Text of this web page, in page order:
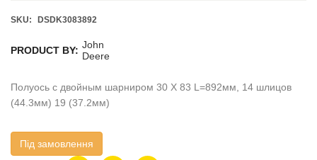
SKU: DSDK3083892
PRODUCT BY: John
Deere
Полуось с двойным шарниром 30 X 83 L=892мм, 14 шлицов
(44.3мм) 19 (37.2мм)
Під замовлення